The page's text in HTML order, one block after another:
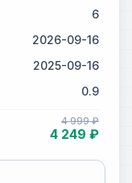
6
2026-09-16
2025-09-16
0.9
4 999 ₽
4 249 ₽